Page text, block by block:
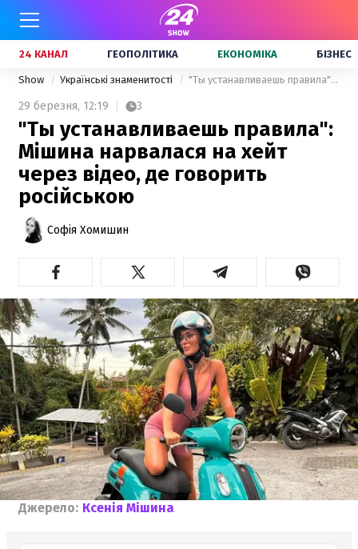
24 КАНАЛ ГЕОПОЛІТИКА ЕКОНОМІКА БІЗНЕС
Show Українські знаменитості "Ты устанавливаешь правила": Мішина нарвалася на хейт через відео, де говорить російською
29 березня, 12:19 3
"Ты устанавливаешь правила":
Мішина нарвалася на хейт
через відео, де говорить
російською
Софія Хомишин
Джерело: Ксенія Мішина